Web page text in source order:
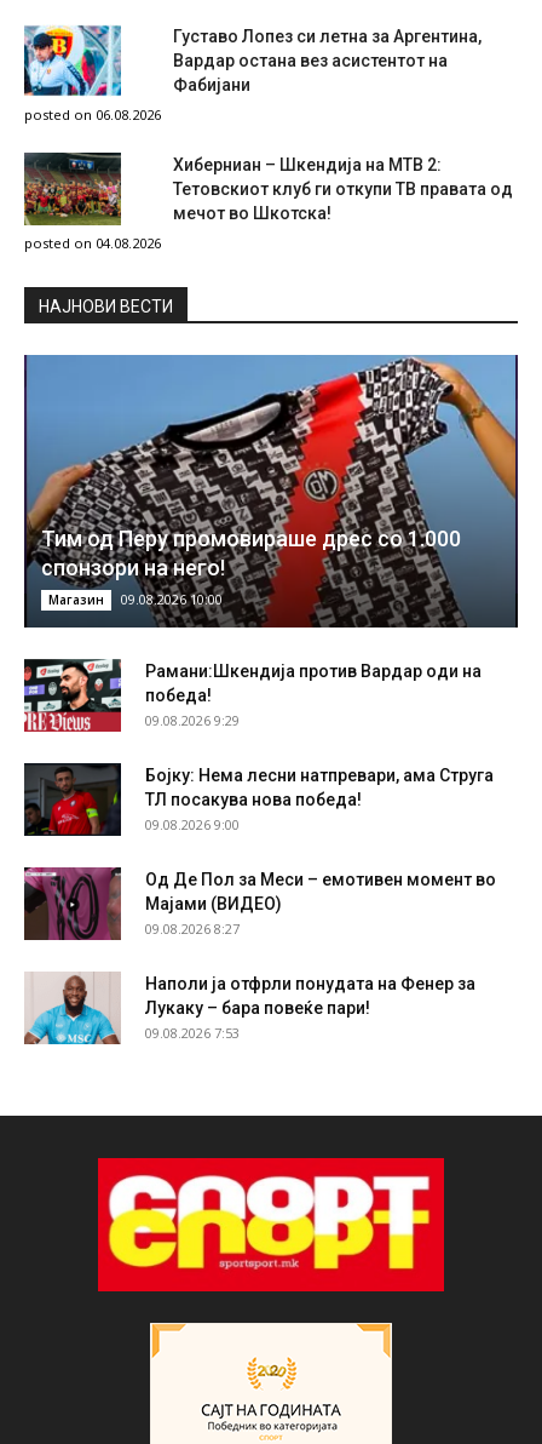
Густаво Лопез си летна за Аргентина,
Вардар остана вез асистентот на
Фабијани
posted on 06.08.2026
Хиберниан – Шкендија на МТВ 2:
Тетовскиот клуб ги откупи ТВ правата од
мечот во Шкотска!
posted on 04.08.2026
НAЈНОВИ ВЕСТИ
Тим од Перу промовираше дрес со 1.000
спонзори на него!
Магазин 09.08.2026 10:00
Рамани:Шкендија против Вардар оди на
победа!
09.08.2026 9:29
Бојку: Нема лесни натпревари, ама Струга
ТЛ посакува нова победа!
09.08.2026 9:00
Од Де Пол за Меси – емотивен момент во
Мајами (ВИДЕО)
09.08.2026 8:27
Наполи ја отфрли понудата на Фенер за
Лукаку – бара повеќе пари!
09.08.2026 7:53